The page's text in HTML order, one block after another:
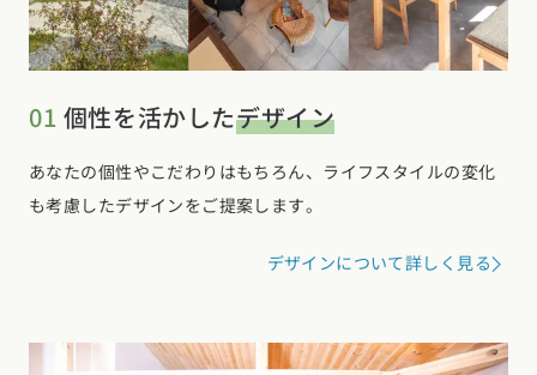
01 個性を活かしたデザイン
あなたの個性やこだわりはもちろん、ライフスタイルの変化
も考慮したデザインをご提案します。
デザインについて詳しく見る